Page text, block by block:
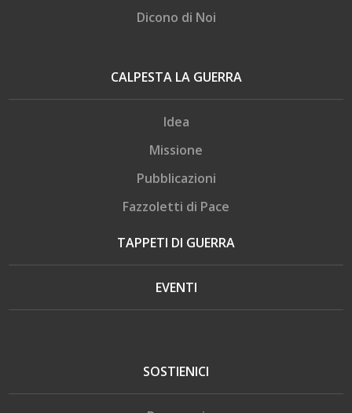
Dicono di Noi
CALPESTA LA GUERRA
Idea
Missione
Pubblicazioni
Fazzoletti di Pace
TAPPETI DI GUERRA
EVENTI
SOSTIENICI